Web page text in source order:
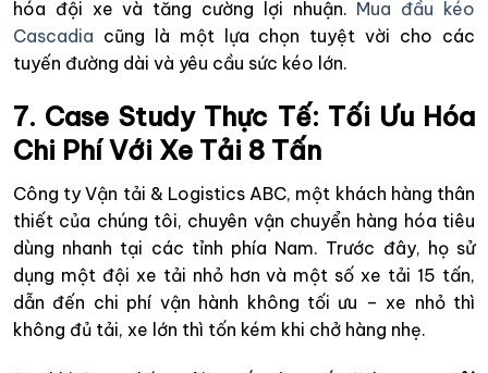
hóa đội xe và tăng cường lợi nhuận. Mua đầu kéo
Cascadia cũng là một lựa chọn tuyệt vời cho các
tuyến đường dài và yêu cầu sức kéo lớn.
7. Case Study Thực Tế: Tối Ưu Hóa
Chi Phí Với Xe Tải 8 Tấn
Công ty Vận tải & Logistics ABC, một khách hàng thân
thiết của chúng tôi, chuyên vận chuyển hàng hóa tiêu
dùng nhanh tại các tỉnh phía Nam. Trước đây, họ sử
dụng một đội xe tải nhỏ hơn và một số xe tải 15 tấn,
dẫn đến chi phí vận hành không tối ưu – xe nhỏ thì
không đủ tải, xe lớn thì tốn kém khi chở hàng nhẹ.